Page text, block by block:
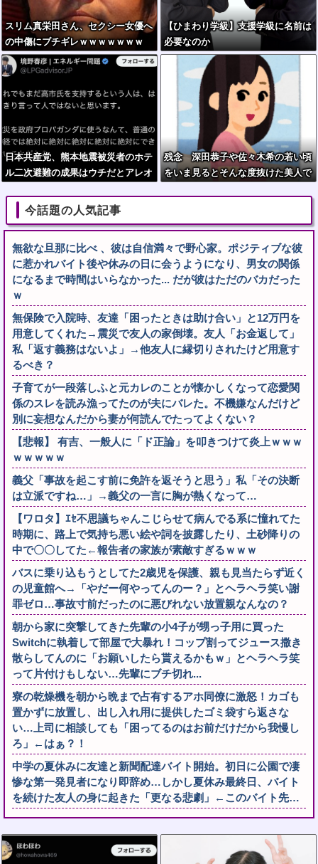
スリム真栄田さん、セクシー女優へ
の中傷にブチギレｗｗｗｗｗｗｗ
【ひまわり学級】支援学級に名前は
必要なのか
日本共産党、熊本地震被災者のホテ
ル二次避難の成果はウチだとアレオ
残念 深田恭子や佐々木希の若い頃
をいま見るとそんな度抜けた美人で
今話題の人気記事
無欲な旦那に比べ 、彼は自信満々で野心家。ポジティブな彼
に惹かれバイト後や休みの日に会うようになり、男女の関係
になるまで時間はいらなかった... だが彼はただのバカだった
ｗ
無保険で入院時、友達「困ったときは助け合い」と12万円を
用意してくれた→震災で友人の家倒壊。友人「お金返して」
私「返す義務はないよ」→他友人に縁切りされたけど用意す
るべき？
子育てが一段落しふと元カレのことが懐かしくなって恋愛関
係のスレを読み漁ってたのが夫にバレた。不機嫌なんだけど
別に妄想なんだから妻が何読んでたってよくない？
【悲報】 有吉、一般人に「ド正論」を叩きつけて炎上ｗｗｗ
ｗｗｗｗｗ
義父「事故を起こす前に免許を返そうと思う」私「その決断
は立派ですね…」→義父の一言に胸が熱くなって…
【ワロタ】ｴｾ不思議ちゃんこじらせて病んでる系に憧れてた
時期に、路上で気持ち悪い絵や詞を披露したり、土砂降りの
中で〇〇してた←報告者の家族が素敵すぎるｗｗｗ
バスに乗り込もうとしてた2歳児を保護、親も見当たらず近く
の児童館へ→「やだー何やってんのー？」とヘラヘラ笑い謝
罪ゼロ…事故寸前だったのに悪びれない放置親なんなの？
朝から家に突撃してきた先輩の小4子が甥っ子用に買った
Switchに執着して部屋で大暴れ！コップ割ってジュース撒き
散らしてんのに「お願いしたら貰えるかもｗ」とヘラヘラ笑
って片付けもしない…先輩にブチ切れ...
寮の乾燥機を朝から晩まで占有するアホ同僚に激怒！カゴも
置かずに放置し、出し入れ用に提供したゴミ袋すら返さな
い…上司に相談しても「困ってるのはお前だけだから我慢し
ろ」←はぁ？！
中学の夏休みに友達と新聞配達バイト開始。初日に公園で凄
惨な第一発見者になり即辞め…しかし夏休み最終日、バイト
を続けた友人の身に起きた「更なる悲劇」←このバイト先…